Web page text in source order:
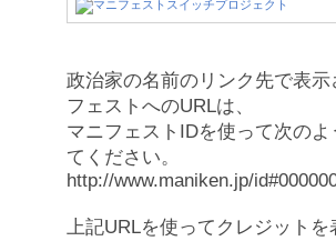
政治家の名前のリンク先で表示
フェストへのURLは、
マニフェストIDを使って次のよ
てください。
http://www.maniken.jp/
上記URLを使ってクレジットを